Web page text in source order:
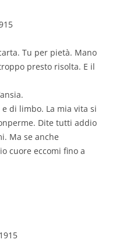
Tu per pietà. Mano
presto risolta. E il
di limbo. La mia vita si
Dite tutti addio
Ma se anche
cuore eccomi fino a